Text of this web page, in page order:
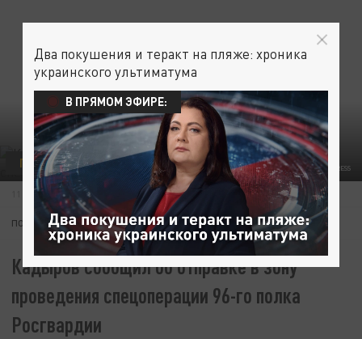
ФОТО: MINISTRY OF CULTURE RUSSIA/GLOBALLOOKPRESS
ПОЛИТИКА
11 МАЯ 20:26
ПОДПИШИТЕСЬ:
Кадыров сообщил об отправке в зону
проведения спецоперации 96-го полка
Росгвардии
Два покушения и теракт на пляже: хроника
украинского ультиматума
В ПРЯМОМ ЭФИРЕ: